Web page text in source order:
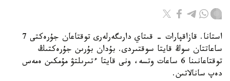
استانا. قازاقپارات - قىتاي دارىگەرلەرى توقتاعان جۇرەكتى 7
ساعاتتان سوڭ قايتا سوقتىردى. بۇدان بۇرىن جۇرەكتىڭ
توقتاعانىنا 6 ساعات وتسە، ونى قايتا ءتىرىلتۋ مۇمكىن ەمەس
دەپ سانالاتىن.